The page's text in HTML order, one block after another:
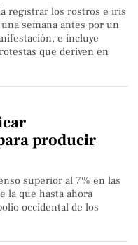
registrar los rostros e iris
semana antes por un
e incluye
que deriven en
producir
superior al 7% en las
la que hasta ahora
occidental de los